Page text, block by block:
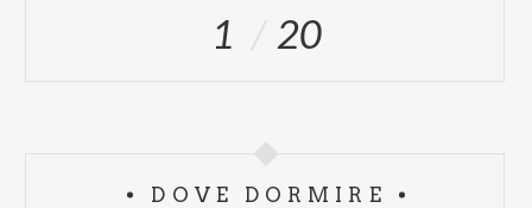
1 20
DOVE DORMIRE